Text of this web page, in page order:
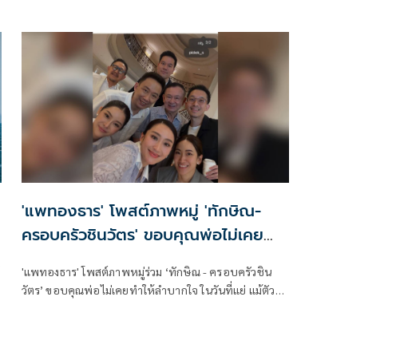
นายชัชชาติ สิทธิพันธุ์
'แพทองธาร' โพสต์ภาพหมู่ 'ทักษิณ-
ครอบครัวชินวัตร' ขอบคุณพ่อไม่เคย
'แพทองธาร' โพสต์ภาพหมู่ร่วม ‘ทักษิณ - ครอบครัวชิน
วัตร’ ขอบคุณพ่อไม่เคยทำให้ลำบากใจ ในวันที่แย่ แม้ตัว